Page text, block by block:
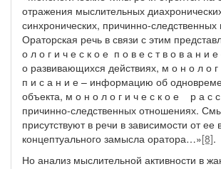
отражения мыслительных
синхронических, причинно-следственных
Ораторская речь в связи с этим
о л о г и ч е с к о е п о в е с т в о в а н и
о развивающихся действиях, м о н о л о
п и с а н и е – информацию об
объекта, м о н о л о г и ч е с к о е р а с
причинно-следственных отношениях.
присутствуют в речи в зависимости от ее
концептуального замысла оратора…»[8].
Но анализ мыслительной активности в